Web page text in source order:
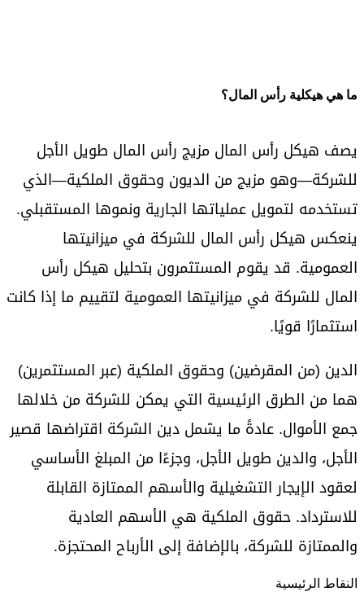
ما هي هيكلية رأس المال؟
يصف هيكل رأس المال مزيج رأس المال طويل الأجل
للشركة—وهو مزيج من الديون وحقوق الملكية—الذي
تستخدمه لتمويل عملياتها الجارية ونموها المستقبلي.
ينعكس هيكل رأس المال للشركة في ميزانيتها
العمومية. قد يقوم المستثمرون بتحليل هيكل رأس
المال للشركة في ميزانيتها العمومية لتقييم ما إذا كانت
استثمارًا قويًا.
الدين (من المقرضين) وحقوق الملكية (عبر المستثمرين)
هما من الطرق الرئيسية التي يمكن للشركة من خلالها
جمع الأموال. عادةً ما يشمل دين الشركة اقتراضها قصير
الأجل، والدين طويل الأجل، وجزءًا من المبلغ الأساسي
لعقود الإيجار التشغيلية والأسهم الممتازة القابلة
للاسترداد. حقوق الملكية هي الأسهم العادية
والممتازة للشركة، بالإضافة إلى الأرباح المحتجزة.
النقاط الرئيسية